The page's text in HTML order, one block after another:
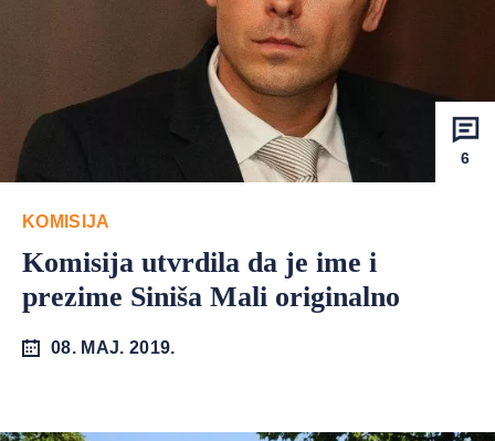
6
KOMISIJA
Komisija utvrdila da je ime i
prezime Siniša Mali originalno
08. MAJ. 2019.